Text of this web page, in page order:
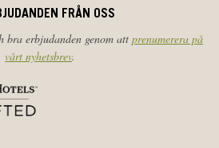
FRÅN OSS
bra erbjudanden genom att prenumerera på
vårt nyhetsbrev.